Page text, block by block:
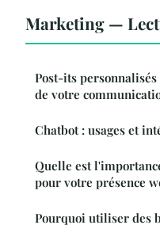
Marketing —
Post-its
de votre
Chatbot : usages et
Quelle est
pour votre présence
Pourquoi utiliser des